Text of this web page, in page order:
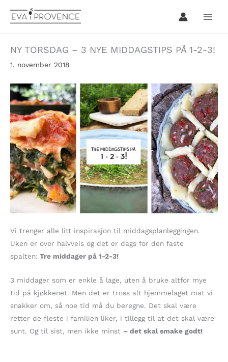
rett
NY TORSDAG – 3 NYE MIDDAGSTIPS PÅ 1-2-3!
1. november 2018
Vi trenger alle litt inspirasjon til middagsplanleggingen.
Uken er over halvveis og det er dags for den faste
spalten: Tre middager på 1-2-3!
3 middager som er enkle å lage, uten å bruke altfor mye
tid på kjøkkenet. Men det er tross alt hjemmelaget mat vi
snakker om, så noe tid må du beregne. Det skal være
retter de fleste i familien liker, i tillegg til at det skal være
sunt. Og til sist, men ikke minst – det skal smake godt!